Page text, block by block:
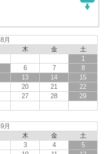
月
木 金
土
1
6 7
8
13 14
15
20 21
22
27 28
29
月
木 金
土
3 4
5